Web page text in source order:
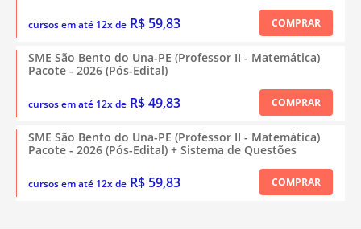
cursos em até 12x de R$ 59,83 COMPRAR
SME São Bento do Una-PE (Professor II - Matemática)
Pacote - 2026 (Pós-Edital)
cursos em até 12x de R$ 49,83 COMPRAR
SME São Bento do Una-PE (Professor II - Matemática)
Pacote - 2026 (Pós-Edital) + Sistema de Questões
cursos em até 12x de R$ 59,83 COMPRAR